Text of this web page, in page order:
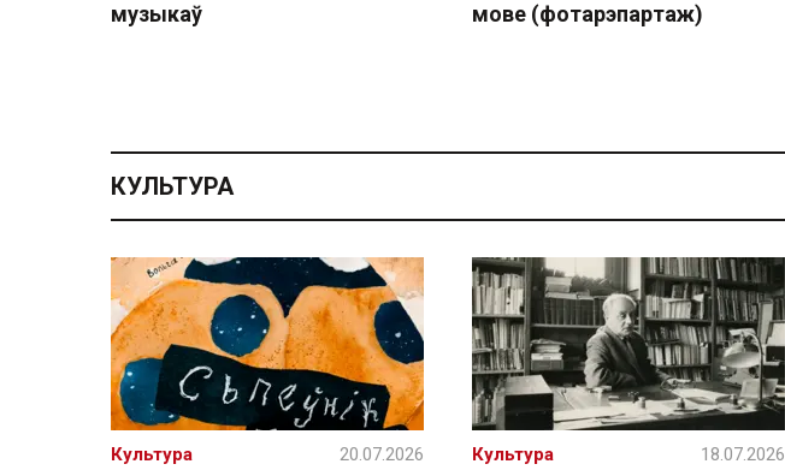
музыкаў
мове (фотарэпартаж)
КУЛЬТУРА
Культура 20.07.2026 Культура 18.07.2026